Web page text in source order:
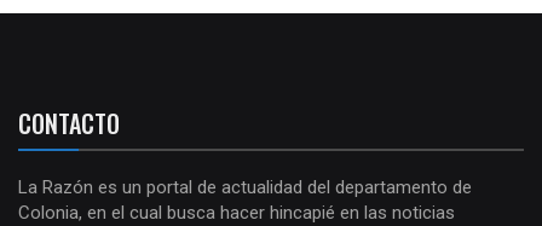
CONTACTO
La Razón es un portal de actualidad del departamento de
Colonia, en el cual busca hacer hincapié en las noticias